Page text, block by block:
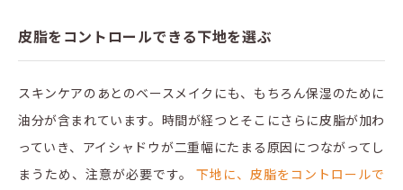
皮脂をコントロールできる下地を選ぶ
スキンケアのあとのベースメイクにも、もちろん保湿のために
油分が含まれています。時間が経つとそこにさらに皮脂が加わ
っていき、アイシャドウが二重幅にたまる原因につながってし
まうため、注意が必要です。下地に、皮脂をコントロールで